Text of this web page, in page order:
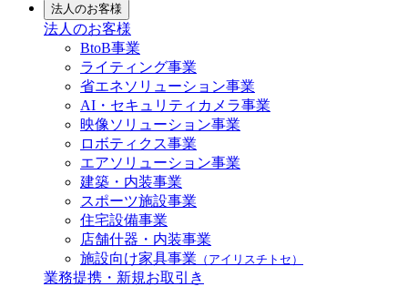
法人のお客様
法人のお客様
BtoB事業
ライティング事業
省エネソリューション事業
AI・セキュリティカメラ事業
映像ソリューション事業
ロボティクス事業
エアソリューション事業
建築・内装事業
スポーツ施設事業
住宅設備事業
店舗什器・内装事業
施設向け家具事業 （アイリスチトセ）
業務提携・新規お取引き